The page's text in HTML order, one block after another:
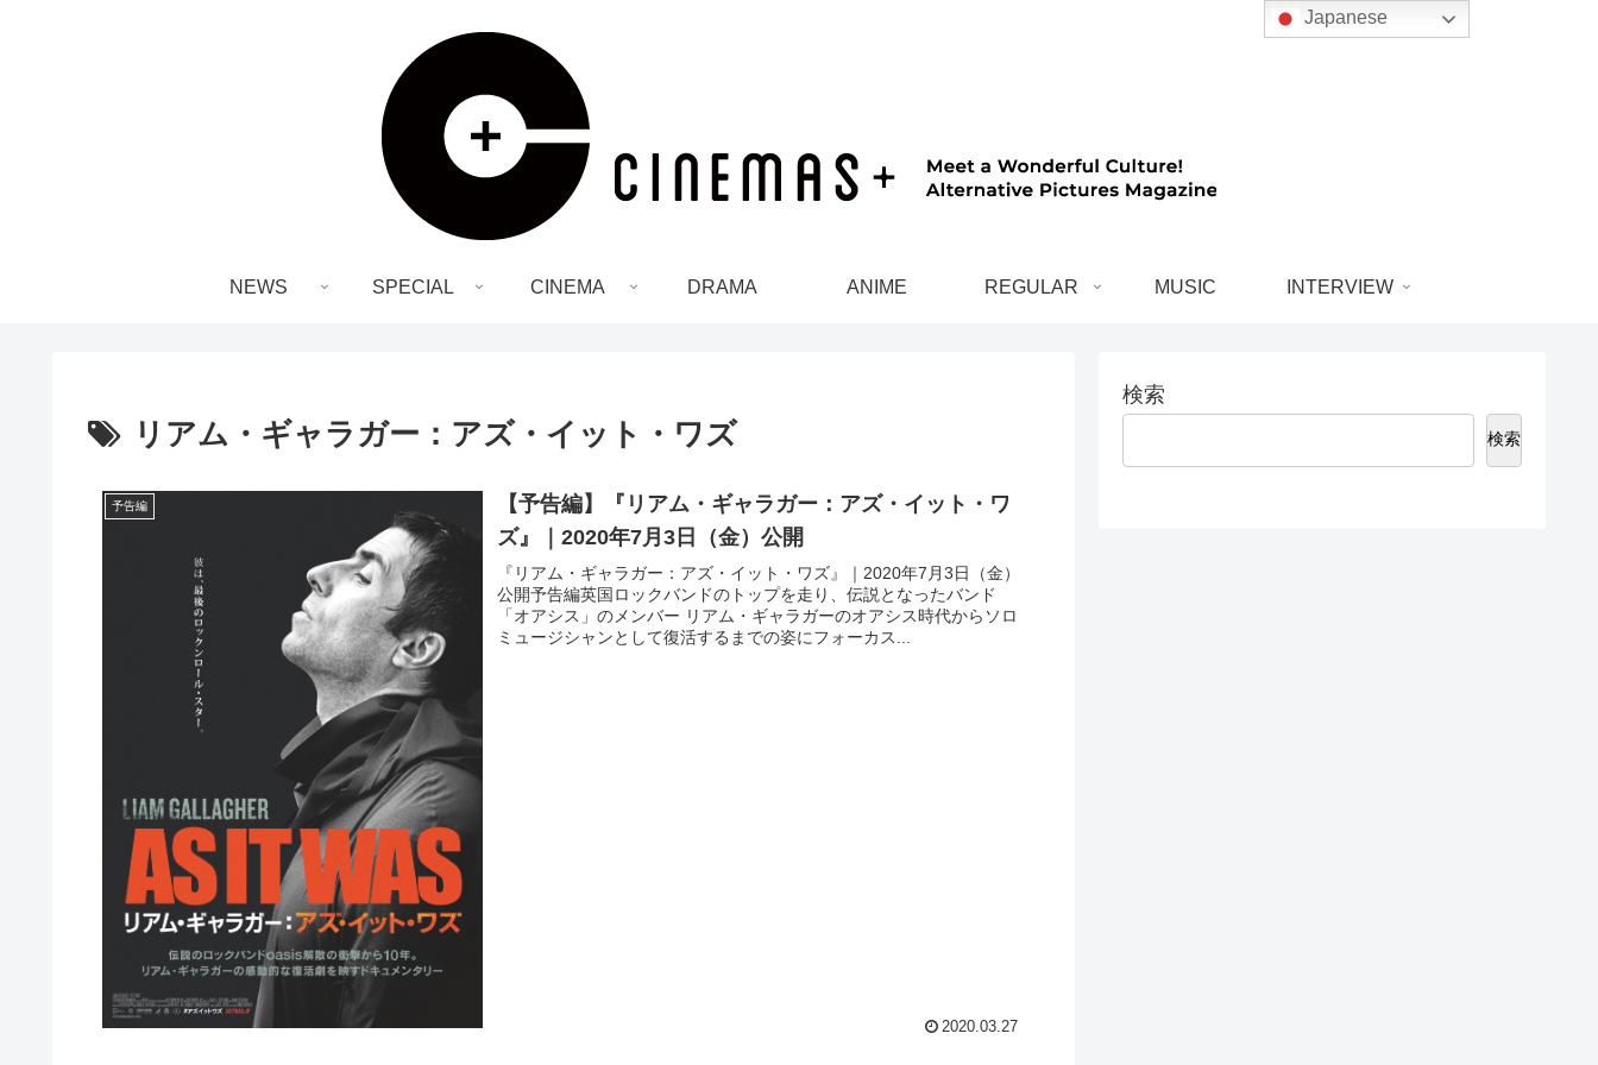
NEWS SPECIAL CINEMA DRAMA ANIME REGULAR MUSIC INTERVIEW
リアム・ギャラガー：アズ・イット・ワズ
予告編
【予告編】『リアム・ギャラガー：アズ・イット・ワ
ズ』｜2020年7月3日（金）公開
『リアム・ギャラガー：アズ・イット・ワズ』｜2020年7月3日（金）
公開予告編英国ロックバンドのトップを走り、伝説となったバンド
「オアシス」のメンバー リアム・ギャラガーのオアシス時代からソロ
ミュージシャンとして復活するまでの姿にフォーカス...
2020.03.27
検索
検索
Japanese